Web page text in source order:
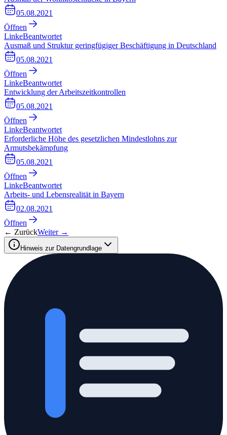
05.08.2021
Öffnen
LinkeBeantwortet
Ausmaß und Struktur geringfügiger Beschäftigung in Deutschland
05.08.2021
Öffnen
LinkeBeantwortet
Entwicklung der Arbeitszeitkontrollen
05.08.2021
Öffnen
LinkeBeantwortet
Erforderliche Höhe des gesetzlichen Mindestlohns zur
Armutsbekämpfung
05.08.2021
Öffnen
LinkeBeantwortet
Arbeits- und Lebensrealität in Bayern
02.08.2021
Öffnen
← ZurückWeiter →
Hinweis zur Datengrundlage